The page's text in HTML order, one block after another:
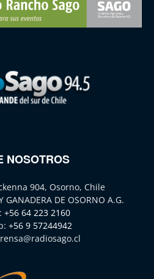
NOSOTROS
904, Osorno, Chile
GANADERA DE OSORNO A.G.
+56 64 223 2160
+56 9 57244942